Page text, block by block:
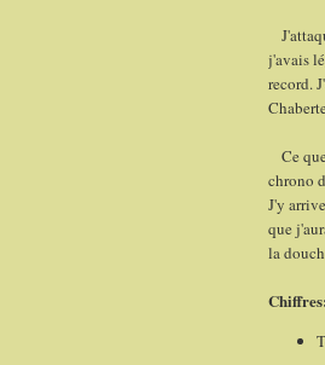
j'avais
record.
Ce
chrono
J'y
que
la
Chiffres: